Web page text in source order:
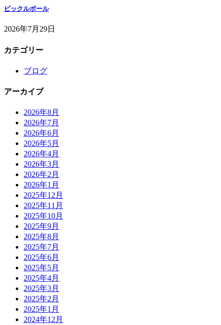
ピックルボール
2026年7月29日
カテゴリー
ブログ
アーカイブ
2026年8月
2026年7月
2026年6月
2026年5月
2026年4月
2026年3月
2026年2月
2026年1月
2025年12月
2025年11月
2025年10月
2025年9月
2025年8月
2025年7月
2025年6月
2025年5月
2025年4月
2025年3月
2025年2月
2025年1月
2024年12月